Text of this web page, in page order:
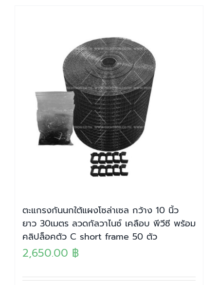
ตะแกรงกันนกใต้แผงโซล่าเซล กว้าง 10 นิ้ว
ยาว 30เมตร ลวดกัลวาไนซ์ เคลือบ พีวีซี พร้อม
คลิปล็อคตัว C short frame 50 ตัว
2,650.00 ฿